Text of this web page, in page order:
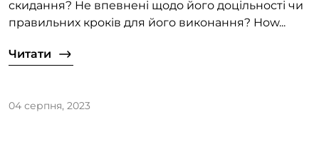
скидання? Не впевнені щодо його доцільності чи
правильних кроків для його виконання? How...
Читати
04 серпня, 2023